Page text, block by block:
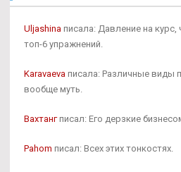
Uljashina писала: Давление на
топ-6 упражнений.
Karavaeva писала: Различные виды
вообще муть.
Вахтангписал: Его дерзкие
Pahom писал: Всех этих тонкостях.